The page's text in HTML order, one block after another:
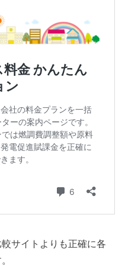
サイトよりも正確に各